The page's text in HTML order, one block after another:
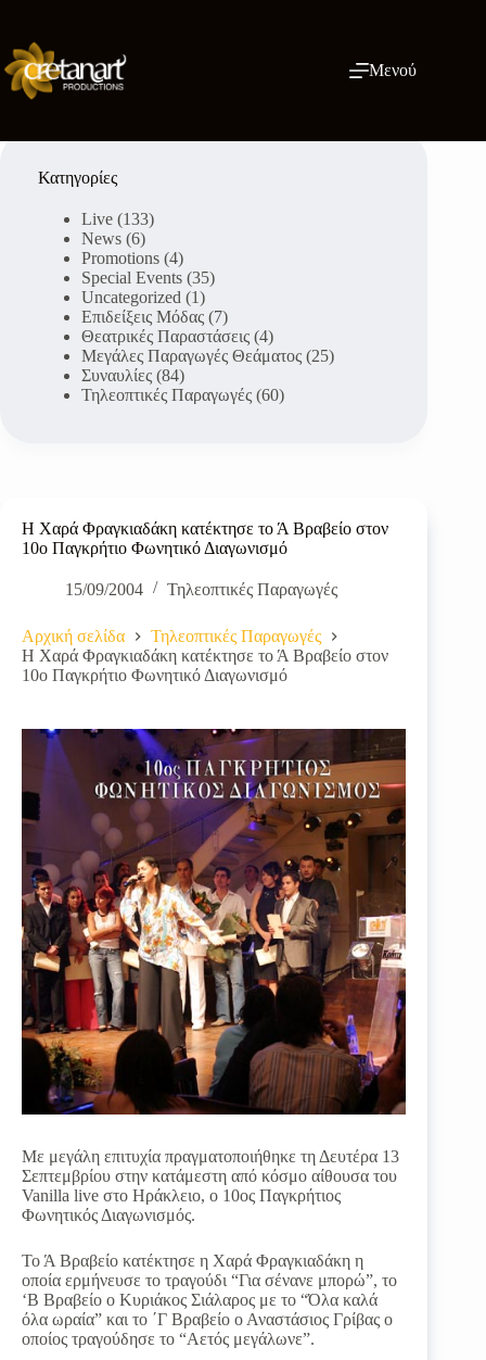
περιεχόμενο
Μενού
Η Χαρά Φραγκιαδάκη κατέκτησε το Ά Βραβείο στον
10ο Παγκρήτιο Φωνητικό Διαγωνισμό
15/09/2004 Τηλεοπτικές Παραγωγές
Αρχική σελίδα
Τηλεοπτικές Παραγωγές
Η Χαρά Φραγκιαδάκη κατέκτησε το Ά Βραβείο στον
10ο Παγκρήτιο Φωνητικό Διαγωνισμό
Με μεγάλη επιτυχία πραγματοποιήθηκε τη Δευτέρα 13
Σεπτεμβρίου στην κατάμεστη από κόσμο αίθουσα του
Vanilla live στο Ηράκλειο, ο 10ος Παγκρήτιος
Φωνητικός Διαγωνισμός.
Το Ά Βραβείο κατέκτησε η Χαρά Φραγκιαδάκη η
οποία ερμήνευσε το τραγούδι “Για σένανε μπορώ”, το
‘Β Βραβείο ο Κυριάκος Σιάλαρος με το “Όλα καλά
όλα ωραία” και το ΄Γ Βραβείο ο Αναστάσιος Γρίβας ο
οποίος τραγούδησε το “Αετός μεγάλωνε”.
Κατηγορίες
Live (133)
News (6)
Promotions (4)
Special Events (35)
Uncategorized (1)
Επιδείξεις Μόδας (7)
Θεατρικές Παραστάσεις (4)
Μεγάλες Παραγωγές Θεάματος (25)
Συναυλίες (84)
Τηλεοπτικές Παραγωγές (60)